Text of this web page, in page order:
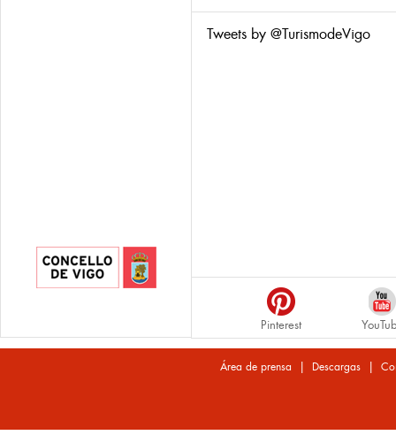
Tweets by @TurismodeVigo
Pinterest
Área de prensa | Descargas|